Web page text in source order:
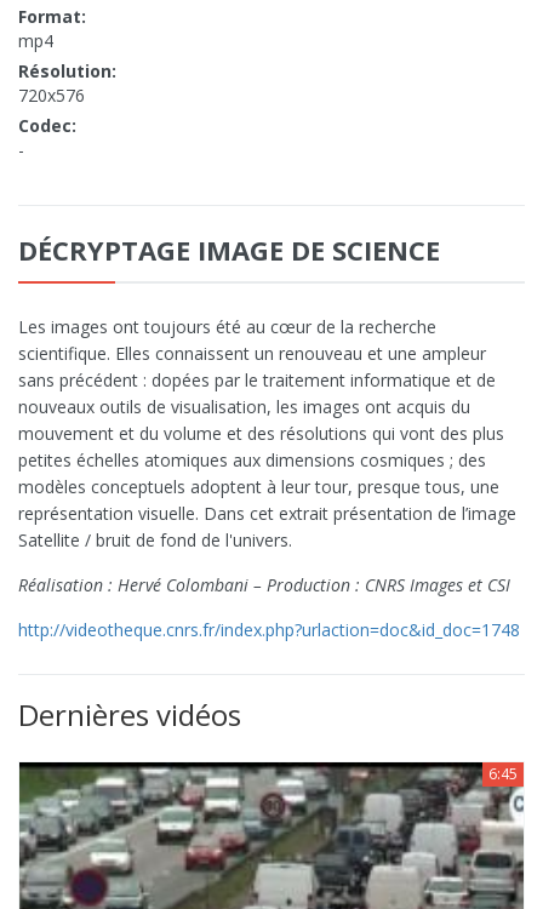
Format:
mp4
Résolution:
720x576
Codec:
-
DÉCRYPTAGE IMAGE DE SCIENCE
Les images ont toujours été au cœur de la recherche
scientifique. Elles connaissent un renouveau et une ampleur
sans précédent : dopées par le traitement informatique et de
nouveaux outils de visualisation, les images ont acquis du
mouvement et du volume et des résolutions qui vont des plus
petites échelles atomiques aux dimensions cosmiques ; des
modèles conceptuels adoptent à leur tour, presque tous, une
représentation visuelle. Dans cet extrait présentation de l’image
Satellite / bruit de fond de l'univers.
Réalisation : Hervé Colombani – Production : CNRS Images et CSI
http://videotheque.cnrs.fr/index.php?urlaction=doc&id_doc=1748
Dernières vidéos
6:45